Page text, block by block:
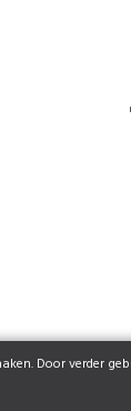
Door verder